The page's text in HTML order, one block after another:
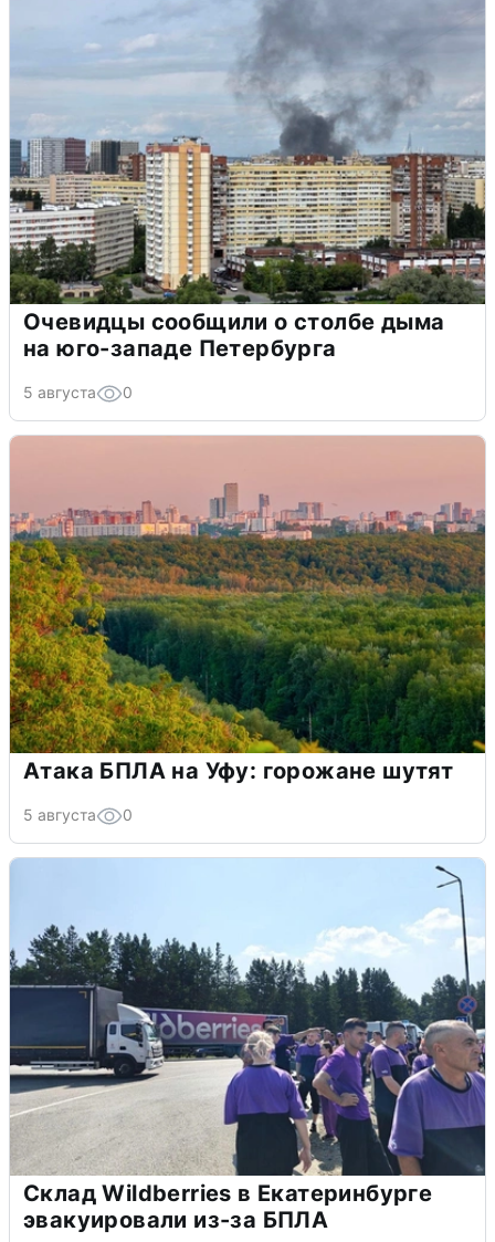
Очевидцы сообщили о столбе дыма
на юго-западе Петербурга
5 августа 0
Атака БПЛА на Уфу: горожане шутят
5 августа 0
Склад Wildberries в Екатеринбурге
эвакуировали из-за БПЛА